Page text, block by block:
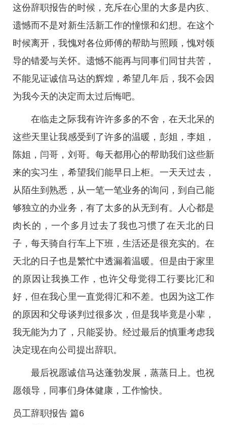
这份辞职报告的时候，充斥在心里的大多是内疚、
遗憾而不是对新生活新工作的憧憬和幻想。在这个
时候离开，我愧对各位师傅的帮助与照顾，愧对领
导的错爱与关怀。遗憾不能再与同事们同甘共苦，
不能见证诚信马达的辉煌，希望几年后，我不会因
为我今天的决定而太过后悔吧。
在临走之际我有许许多多的不舍，在天北呆的
这些天里让我感受到了许多的温暖，彭姐，李姐，
陈姐，闫哥，刘哥。每天都用心的帮助我们这些新
来的实习生，希望我们能早日上柜。一天天过去，
从陌生到熟悉，从一笔一笔业务的询问，到自己能
够独立的办业务，有了太多的从无到有。人心都是
肉长的，一个多月过去了我也习惯了在天北的日
子，每天骑自行车上下班，生活还是很充实的。在
天北的日子也是繁忙中透漏着温暖。但是由于家里
的原因让我换工作，也许父母觉得工行要比汇和
好，但在我心里一直觉得汇和不差。也因为这工作
的原因和父母谈判过很多次，但是我毕竟是小辈，
我无能为力了，只能妥协。经过最后的慎重考虑我
决定现在向公司提出辞职。
最后祝愿诚信马达蓬勃发展，蒸蒸日上。也祝
愿领导，同事们身体健康，工作愉快。
员工辞职报告 篇6